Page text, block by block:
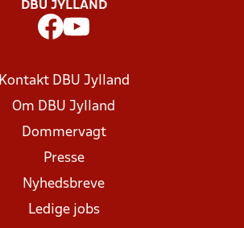
DBU JYLLAND
Kontakt DBU Jylland
Om DBU Jylland
Dommervagt
Presse
Nyhedsbreve
Ledige jobs